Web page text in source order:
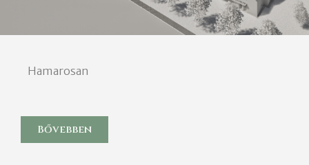
Hamarosan
Bővebben